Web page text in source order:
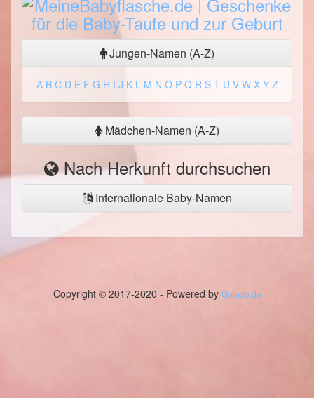
Jungen-Namen (A-Z)
A B C D E F G H I J K L M N O P Q R S T U V W X Y Z
Mädchen-Namen (A-Z)
Nach Herkunft durchsuchen
Internationale Baby-Namen
Copyright © 2017-2020 - Powered by Gojado.de